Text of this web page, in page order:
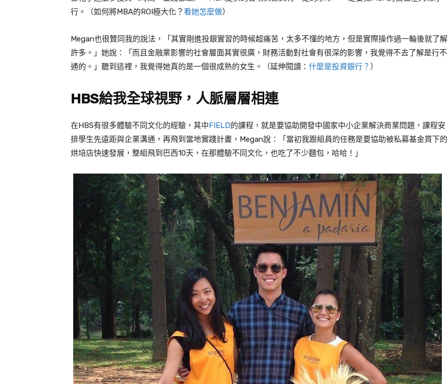
行。（如何將MBA的ROI極大化？ 看她怎麼做）
Megan也很贊同我的說法，「其實剛進投銀實習的時候超痛苦，太多不懂的地方，但是實際操作過一輪後就了解
許多。」她說：「而且金融業影響的社會層面其實很廣，財務活動對社會有很深的影響，我覺得不去了解是行不
通的。」聽到這裡，我覺得她真的是一個很成熟的女生。（延伸閱讀： 什麼是投資銀行？ ）
HBS給我全球視野，人脈層層相連
在HBS有很多體驗不同文化的經驗，其中FIELD的課程，就是要協助開發中國家中小企業解決商業問題，課程安
排學生先遠距與企業溝通，再飛到當地實踐計畫， Megan說：「當初我跟組員的任務是要協助被私募基金買下的
烘培店快速發展，整組飛到巴西10天，在那體驗不同文化，也吃了不少麵包，哈哈！」